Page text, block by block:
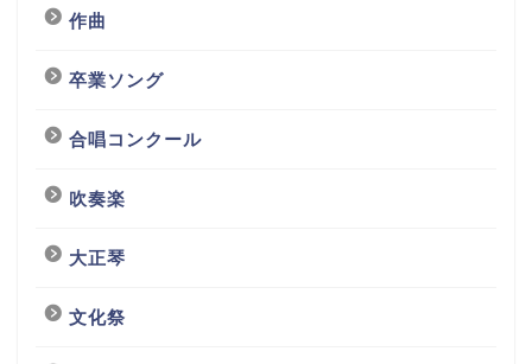
作曲
卒業ソング
合唱コンクール
吹奏楽
大正琴
文化祭